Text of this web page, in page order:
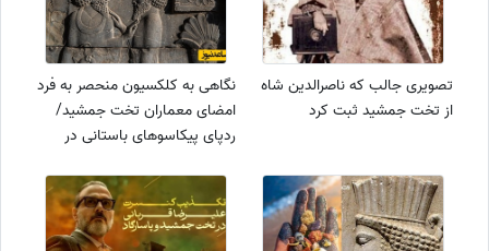
تصویری جالب که ناصرالدین شاه
از تخت جمشید ثبت کرد
نگاهی به کلکسیون منحصر به فرد
امضای معماران تخت جمشید/
ردپای پیکاسوهای باستانی در